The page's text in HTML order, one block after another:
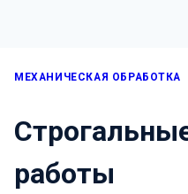
МЕХАНИЧЕСКАЯ ОБРАБОТКА
работы